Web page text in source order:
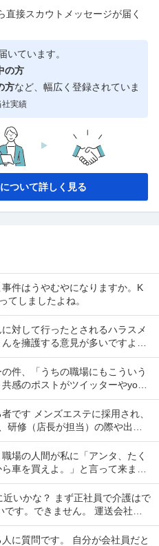
接スカウトメッセージが届く
いています。
の方
方など、幅広く登録されていま
実績
ついて詳しく見る
件はうやむやになりますか。K
てしましたよね。
対して行ったとされるハラスメ
を擁護する意見が多いですよ
「ハラスメントでは...
件、「うちの職場にもこういう
感のポストがツイッターやyout
そっちに驚いて...
です メンズエステに採用され、
研修（店長が担当）の際や出勤
なら」という理由で...
場の人間が私に「アンタ、たく
車を買えよ。」と言って来ま
いをして働いた金で...
いかな？ まず正社員で介護はで
す。できません。 運送会社の
ん 過去にうつ...
に質問です。 自分が会社員だと